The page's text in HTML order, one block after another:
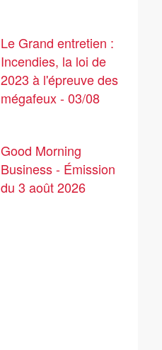
Le Grand entretien :
Incendies, la loi de
2023 à l'épreuve des
mégafeux - 03/08
Good Morning
Business - Émission
du 3 août 2026